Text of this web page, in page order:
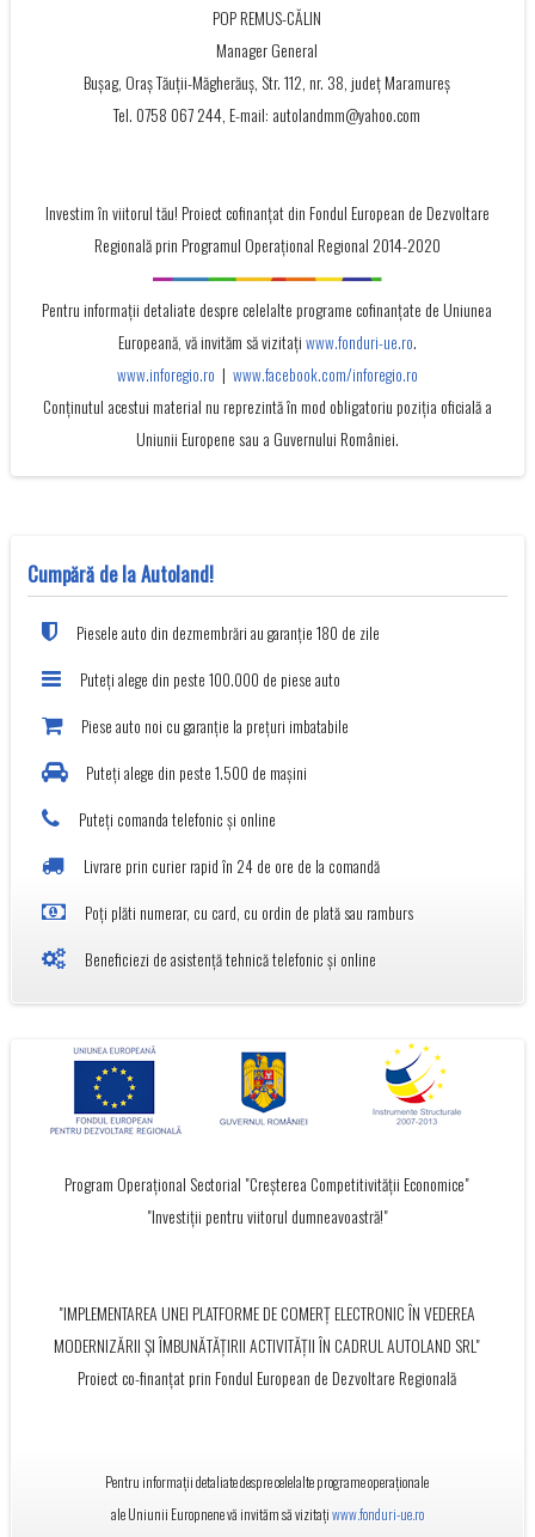
POP REMUS-CĂLIN
Manager General
Bușag, Oraș Tăuții-Măgherăuș, Str. 112, nr. 38, județ Maramureș
Tel. 0758 067 244, E-mail: autolandmm@yahoo.com
Investim în viitorul tău! Proiect cofinanţat din Fondul European de Dezvoltare
Regională prin Programul Operaţional Regional 2014-2020
Pentru informații detaliate despre celelalte programe cofinanțate de Uniunea
Europeană, vă invităm să vizitați www.fonduri-ue.ro.
www.inforegio.ro | www.facebook.com/inforegio.ro
Conţinutul acestui material nu reprezintă în mod obligatoriu poziţia oficială a
Uniunii Europene sau a Guvernului României.
Cumpără de la Autoland!
Piesele auto din dezmembrări au garanție 180 de zile
Puteți alege din peste 100.000 de piese auto
Piese auto noi cu garanție la prețuri imbatabile
Puteți alege din peste 1.500 de mașini
Puteți comanda telefonic și online
Livrare prin curier rapid în 24 de ore de la comandă
Poți plăti numerar, cu card, cu ordin de plată sau ramburs
Beneficiezi de asistență tehnică telefonic și online
Program Operațional Sectorial "Creșterea Competitivității Economice"
"Investiții pentru viitorul dumneavoastră!"
"IMPLEMENTAREA UNEI PLATFORME DE COMERȚ ELECTRONIC ÎN VEDEREA
MODERNIZĂRII ȘI ÎMBUNĂTĂȚIRII ACTIVITĂȚII ÎN CADRUL AUTOLAND SRL"
Proiect co-finanțat prin Fondul European de Dezvoltare Regională
Pentru informații detaliate despre celelalte programe operaționale
ale Uniunii Europnene vă invităm să vizitațiwww.fonduri-ue.ro